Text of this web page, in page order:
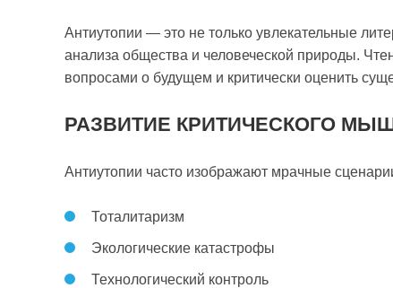
Антиутопии — это не только увлекательные
анализа общества и человеческой природы.
вопросами о будущем и критически оценить
РАЗВИТИЕ КРИТИЧЕСКОГО
Антиутопии часто изображают мрачные
Тоталитаризм
Экологические катастрофы
Технологический контроль